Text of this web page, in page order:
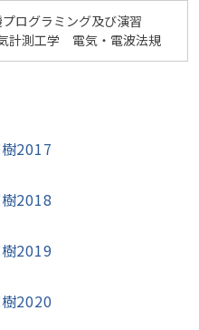
ログラミング及び演習
測工学 電気・電波法規
2017
2018
2019
2020